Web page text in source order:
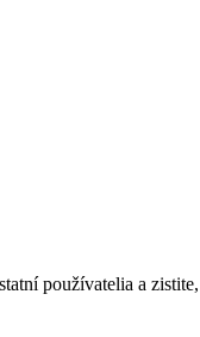
používatelia a